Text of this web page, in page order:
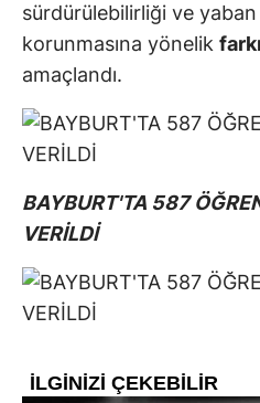
sürdürülebilirliği ve yaban
korunmasına yönelik
amaçlandı.
BAYBURT'TA 587
VERİLDİ